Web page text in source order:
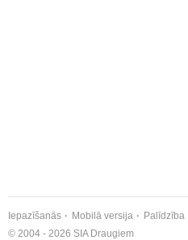
Iepazīšanās Mobilā versija Palīdzība
© 2004 - 2026 SIA Draugiem